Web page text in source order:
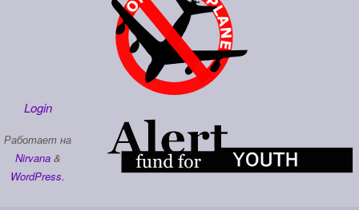
Login
Работает на
Nirvana&
WordPress.